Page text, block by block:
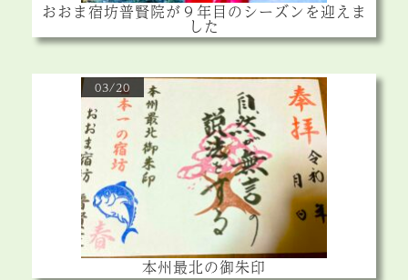
おおま宿坊普賢院が９年目のシーズンを迎えま
した
03/20
本州最北の御朱印